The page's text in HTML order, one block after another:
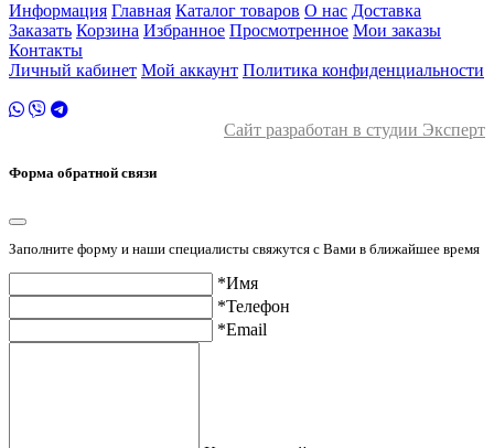
Информация Главная Каталог товаров О нас Доставка
Заказать Корзина Избранное Просмотренное Мои заказы
Контакты
Личный кабинет Мой аккаунт Политика конфиденциальности
Сайт разработан в студии Эксперт
Форма обратной связи
Заполните форму и наши специалисты свяжутся с Вами в ближайшее время
*Имя
*Телефон
*Email